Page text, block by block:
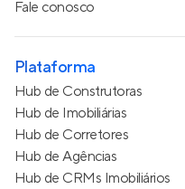
Fale conosco
Plataforma
Hub de Construtoras
Hub de Imobiliárias
Hub de Corretores
Hub de Agências
Hub de CRMs Imobiliários